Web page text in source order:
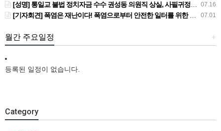
07.16
[성명] 통일교 불법 정치자금 수수 권성동 의원직 상실, 사필귀정이다
07.01
[기자회견] 폭염은 재난이다! 폭염으로부터 안전한 일터를 위한 민주노총 강원지역본부 폭염감시단 선포 기자회견
+
월간 주요일정
등록된 일정이 없습니다.
Category